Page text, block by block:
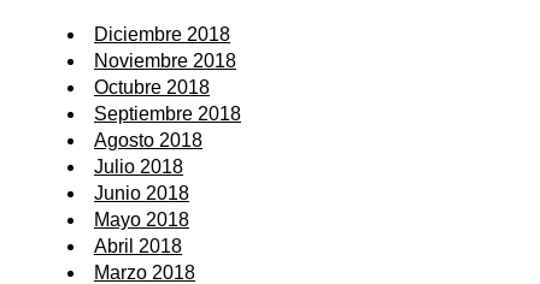
Diciembre 2018
Noviembre 2018
Octubre 2018
Septiembre 2018
Agosto 2018
Julio 2018
Junio 2018
Mayo 2018
Abril 2018
Marzo 2018